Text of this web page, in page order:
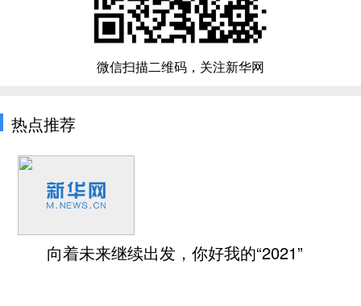
微信扫描二维码，关注新华网
热点推荐
向着未来继续出发，你好我的“2021”